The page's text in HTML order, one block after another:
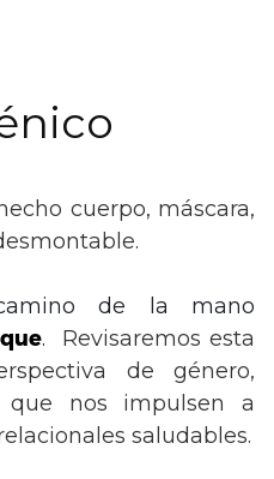
cuerpo, máscara,
de la mano
. Revisaremos esta
de género,
que nos impulsen a
saludables.